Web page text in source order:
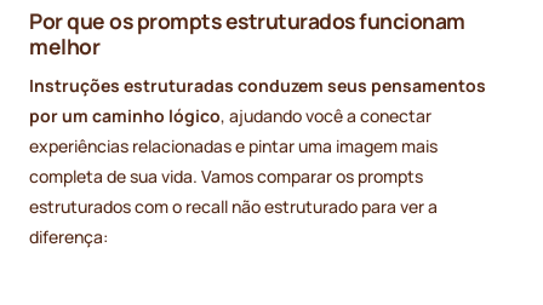
Por que os prompts estruturados funcionam
melhor
Instruções estruturadas conduzem seus pensamentos
por um caminho lógico, ajudando você a conectar
experiências relacionadas e pintar uma imagem mais
completa de sua vida. Vamos comparar os prompts
estruturados com o recall não estruturado para ver a
diferença: